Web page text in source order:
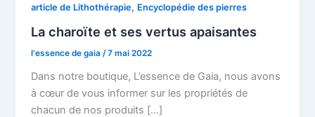
article de Lithothérapie, Encyclopédie des pierres
La charoïte et ses vertus apaisantes
l'essence de gaia /7 mai 2022
Dans notre boutique, L’essence de Gaia, nous avons
à cœur de vous informer sur les propriétés de
chacun de nos produits […]